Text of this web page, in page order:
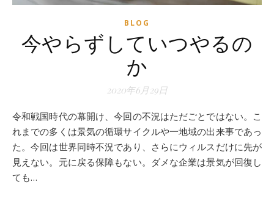
BLOG
今やらずしていつやるの
か
2020年6月29日
令和戦国時代の幕開け、今回の不況はただごとではない。こ
れまでの多くは景気の循環サイクルや一地域の出来事であっ
た。今回は世界同時不況であり、さらにウィルスだけに先が
見えない。元に戻る保障もない。ダメな企業は景気が回復し
ても…